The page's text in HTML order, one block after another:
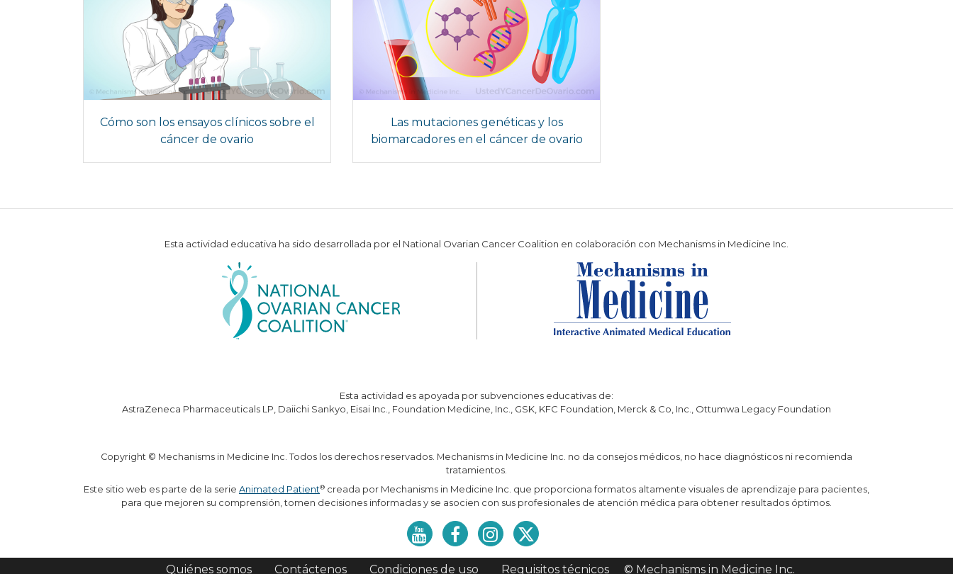
Cómo son los ensayos clínicos sobre el
cáncer de ovario
Las mutaciones genéticas y los
biomarcadores en el cáncer de ovario
Esta actividad educativa ha sido desarrollada por el National Ovarian Cancer Coalition en colaboración con Mechanisms in Medicine Inc.
Esta actividad es apoyada por subvenciones educativas de:
AstraZeneca Pharmaceuticals LP, Daiichi Sankyo, Eisai Inc., Foundation Medicine, Inc., GSK, KFC Foundation, Merck & Co, Inc., Ottumwa Legacy Foundation
Copyright © Mechanisms in Medicine Inc. Todos los derechos reservados. Mechanisms in Medicine Inc. no da consejos médicos, no hace diagnósticos ni recomienda
tratamientos.
Este sitio web es parte de la serie Animated Patient® creada por Mechanisms in Medicine Inc. que proporciona formatos altamente visuales de aprendizaje para pacientes,
para que mejoren su comprensión, tomen decisiones informadas y se asocien con sus profesionales de atención médica para obtener resultados óptimos.
Quiénes somos Contáctenos Condiciones de uso Requisitos técnicos © Mechanisms in Medicine Inc.